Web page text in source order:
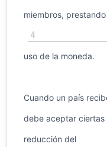
miembros,
4
uso de la moneda.
Cuando un país
debe aceptar ciertas
reducción del